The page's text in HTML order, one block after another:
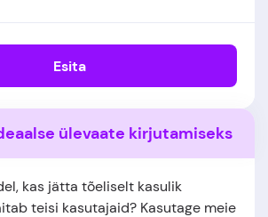
Esita
ülevaate kirjutamiseks
kas jätta tõeliselt kasulik
teisi kasutajaid? Kasutage meie